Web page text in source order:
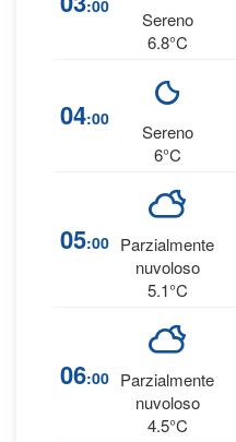
:00
Sereno
6.8°C
04:00
Sereno
6°C
05:00 Parzialmente
nuvoloso
5.1°C
06:00 Parzialmente
nuvoloso
4.5°C